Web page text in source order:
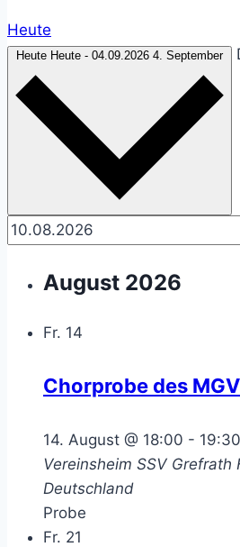
Heute
Heute Heute - 04.09.2026 4. September
August 2026
Fr. 14
Chorprobe des
14. August @ 18:00 - 19:30
Vereinsheim SSV Grefrath
Deutschland
Probe
Fr. 21